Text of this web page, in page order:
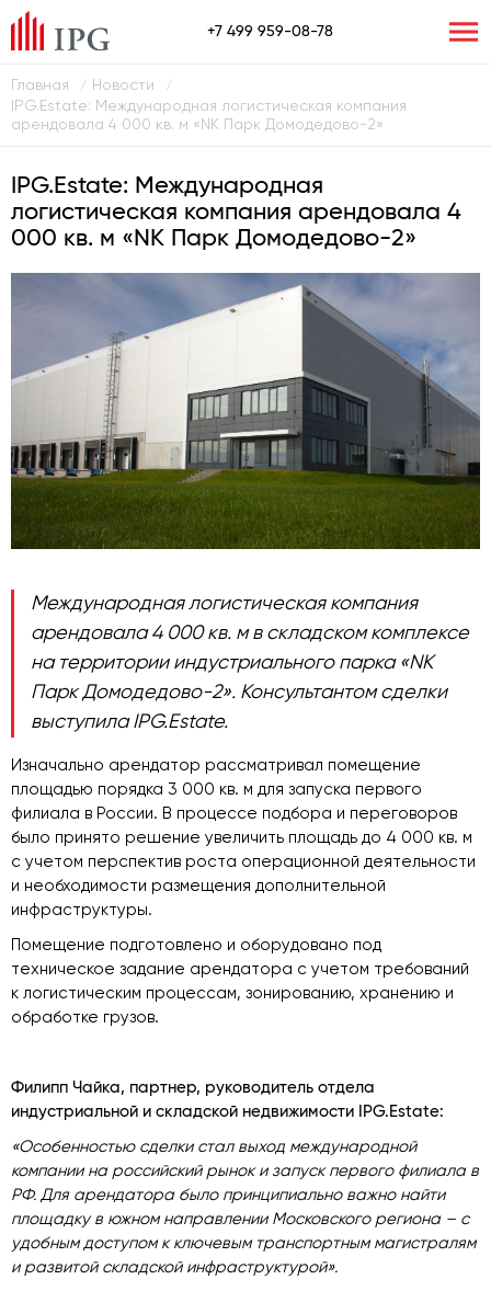
+7 499 959-08-78
Главная / Новости /
IPG.Estate: Международная логистическая компания
арендовала 4 000 кв. м «NK Парк Домодедово-2»
IPG.Estate: Международная
логистическая компания арендовала 4
000 кв. м «NK Парк Домодедово-2»
Международная логистическая компания
арендовала 4 000 кв. м в складском комплексе
на территории индустриального парка «NK
Парк Домодедово-2». Консультантом сделки
выступила IPG.Estate.
Изначально арендатор рассматривал помещение
площадью порядка 3 000 кв. м для запуска первого
филиала в России. В процессе подбора и переговоров
было принято решение увеличить площадь до 4 000 кв. м
с учетом перспектив роста операционной деятельности
и необходимости размещения дополнительной
инфраструктуры.
Помещение подготовлено и оборудовано под
техническое задание арендатора с учетом требований
к логистическим процессам, зонированию, хранению и
обработке грузов.
Филипп Чайка, партнер, руководитель отдела
индустриальной и складской недвижимости IPG.Estate:
«Особенностью сделки стал выход международной
компании на российский рынок и запуск первого филиала в
РФ. Для арендатора было принципиально важно найти
площадку в южном направлении Московского региона – с
удобным доступом к ключевым транспортным магистралям
и развитой складской инфраструктурой».